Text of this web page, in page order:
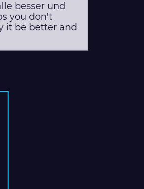
besser und
you don't
it be better and